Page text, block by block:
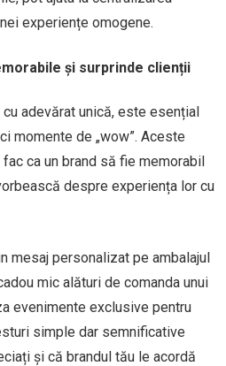
experiențe omogene.
și surprinde clienții
adevărat unică, este esențial
momente de „wow”. Aceste
ca un brand să fie memorabil
despre experiența lor cu
mesaj personalizat pe ambalajul
mic alături de comanda unui
evenimente exclusive pentru
simple dar semnificative
și că brandul tău le acordă